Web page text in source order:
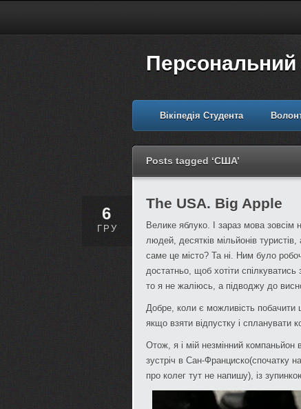
Вікіпедія Студента
Posts tagged ‘США’
6
ГРУ
The USA. Big Apple
Велике яблуко. І зараз мова
людей, десятків мільйонів
саме це місто? Та ні. Ним було
достатньо, щоб хотіти
то я не жаліюсь, а підводжу до
Добре, коли є можливість
якщо взяти відпустку і спланувати
Отож, я і мій незмінний
зустріч в Сан-Франциско(спочатку
про колег тут не напишу), із